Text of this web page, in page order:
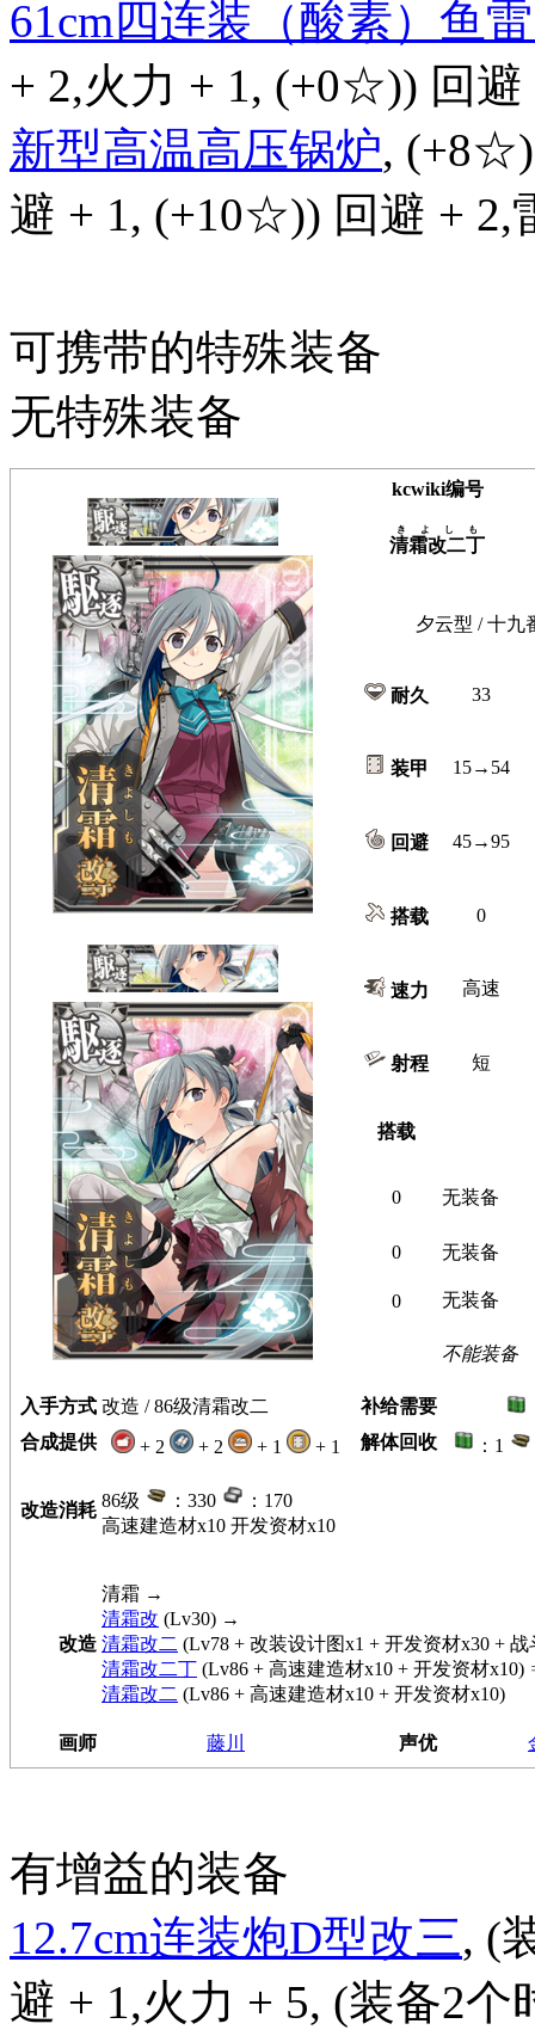
61cm四连装（酸素）鱼
+ 2,火力 + 1, (+0☆)) 回避
新型高温高压锅炉,
避 + 1, (+10☆)) 回避 + 2,
可携带的特殊装备
无特殊装备
kcwiki编号
清霜改二丁
きよしも
夕云型 / 十九
耐久 33
装甲 15→54
回避 45→95
搭载 0
速力 高速
射程 短
搭载
0 无装备
0 无装备
0 无装备
不能装备
入手方式 改造 / 86级清霜改二 补给需要
合成提供
+ 2 + 2 + 1 + 1 解体回收 ：1
改造消耗 86级 ：330
：170
高速建造材x10 开发资材x10
改造
清霜 →
清霜改 (Lv30) →
清霜改二 (Lv78 + 改装设计图x1 + 开发资材x30 +
清霜改二丁 (Lv86 + 高速建造材x10 + 开发资材
清霜改二 (Lv86 + 高速建造材x10 + 开发资材x10)
画师 藤川 声优
有增益的装备
12.7cm连装炮D型改三, (
避 + 1,火力 + 5, (装备2个